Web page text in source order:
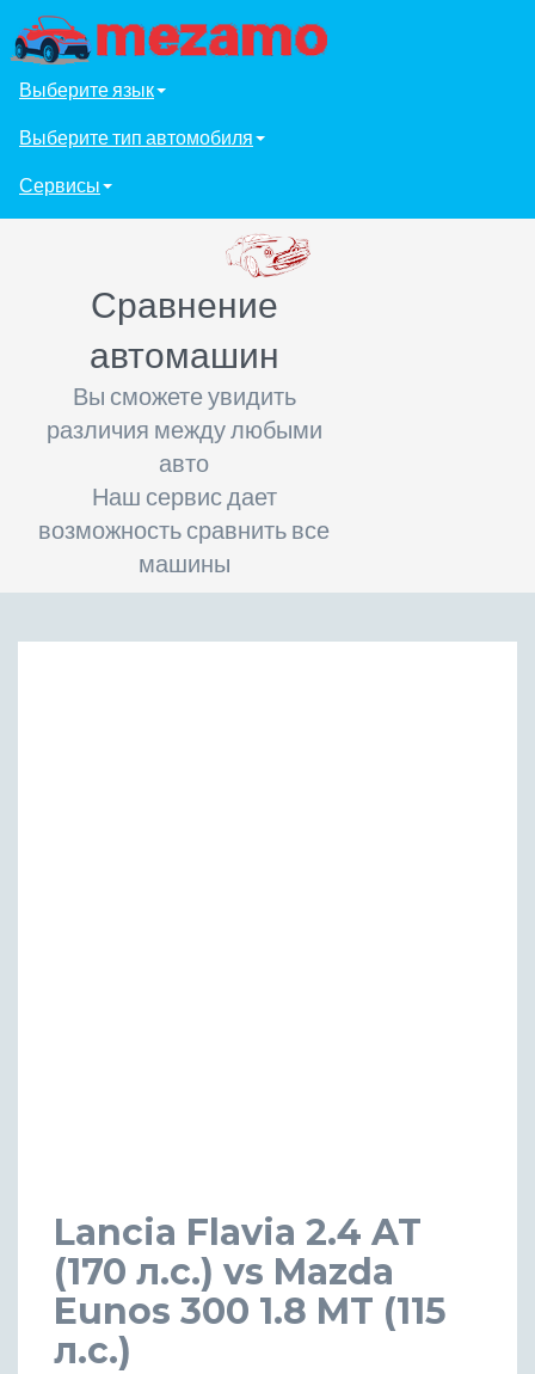
Выберите язык
Выберите тип автомобиля
Сервисы
Сравнение
автомашин
Вы сможете увидить
различия между любыми
авто
Наш сервис дает
возможность сравнить все
машины
Lancia Flavia 2.4 AT
(170 л.с.) vs Mazda
Eunos 300 1.8 MT (115
л.с.)